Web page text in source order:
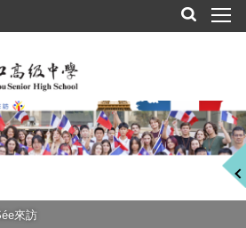
來訪